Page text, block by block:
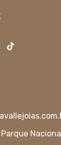
Parque